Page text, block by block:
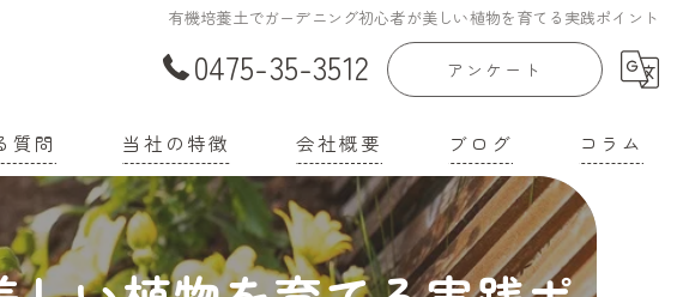
有機培養土でガーデニング初心者が美しい植物を育てる実践ポイント
0475-35-3512 アンケート
質問 当社の特徴
家庭菜園
農家
会社概要
漫画特集
ブログ コラム